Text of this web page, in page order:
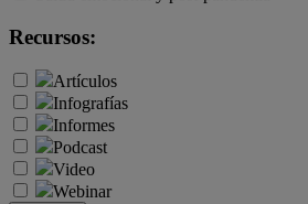
Recursos:
Artículos
Infografías
Informes
Podcast
Video
Webinar